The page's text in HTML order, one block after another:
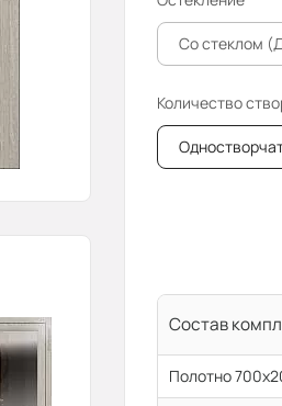
Со стеклом
Количество
Состав
Полотно